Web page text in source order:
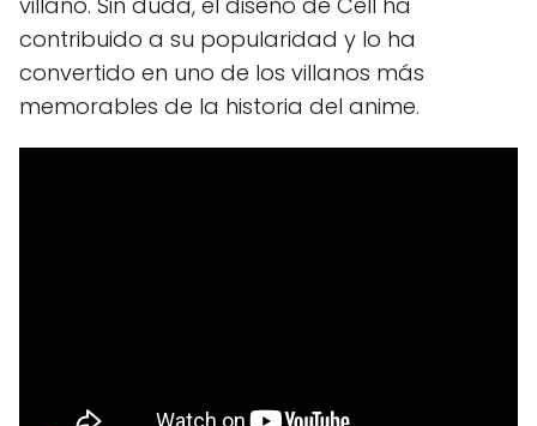
contribuido a su popularidad y lo ha
convertido en uno de los villanos más
memorables de la historia del anime.